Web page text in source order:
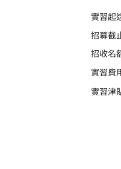
實習起
招募截
招收名
實習費
實習津